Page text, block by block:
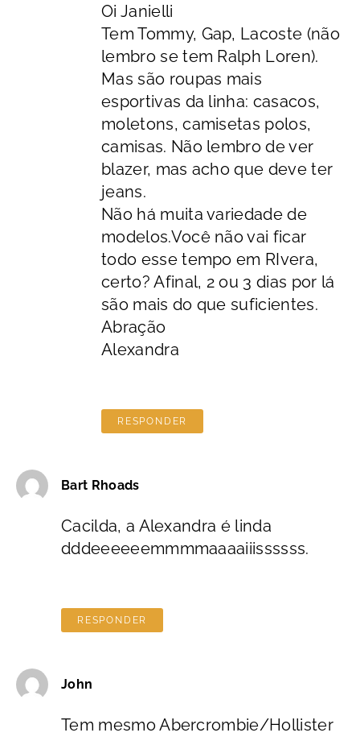
Oi Janielli
Tem Tommy, Gap, Lacoste (não
lembro se tem Ralph Loren).
Mas são roupas mais
esportivas da linha: casacos,
moletons, camisetas polos,
camisas. Não lembro de ver
blazer, mas acho que deve ter
jeans.
Não há muita variedade de
modelos.Você não vai ficar
todo esse tempo em RIvera,
certo? Afinal, 2 ou 3 dias por lá
são mais do que suficientes.
Abração
Alexandra
RESPONDER
Bart Rhoads
Cacilda, a Alexandra é linda
dddeeeeeemmmmaaaaiiissssss.
RESPONDER
John
Tem mesmo Abercrombie/Hollister